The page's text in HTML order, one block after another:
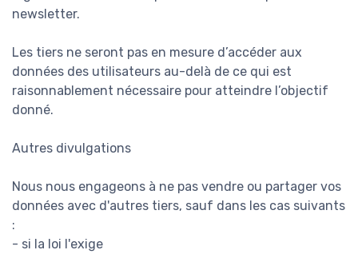
newsletter.
Les tiers ne seront pas en mesure d’accéder aux
données des utilisateurs au-delà de ce qui est
raisonnablement nécessaire pour atteindre l’objectif
donné.
Autres divulgations
Nous nous engageons à ne pas vendre ou partager vos
données avec d'autres tiers, sauf dans les cas suivants
:
- si la loi l'exige